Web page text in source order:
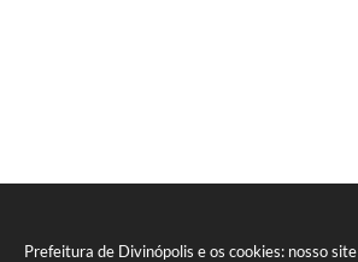
Prefeitura de Divinópolis e os cookies: nosso site